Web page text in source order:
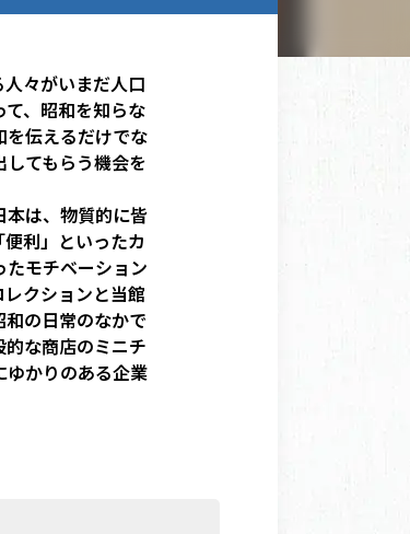
々がいまだ人口
、昭和を知らな
を伝えるだけでな
てもらう機会を
は、物質的に皆
利」といったカ
たモチベーション
クションと当館
の日常のなかで
な商店のミニチ
ゆかりのある企業